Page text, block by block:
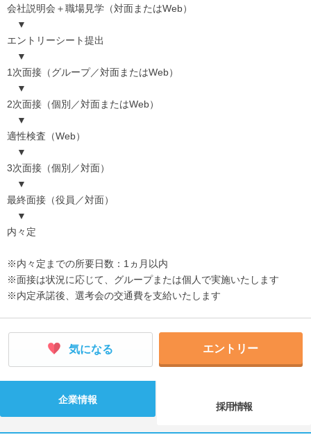
会社説明会＋職場見学（対面またはWeb）
▼
エントリーシート提出
▼
1次面接（グループ／対面またはWeb）
▼
2次面接（個別／対面またはWeb）
▼
適性検査（Web）
▼
3次面接（個別／対面）
▼
最終面接（役員／対面）
▼
内々定
※内々定までの所要日数：1ヵ月以内
※面接は状況に応じて、グループまたは個人で実施いたします
※内定承諾後、選考会の交通費を支給いたします
気になる エントリー
企業情報
採用情報